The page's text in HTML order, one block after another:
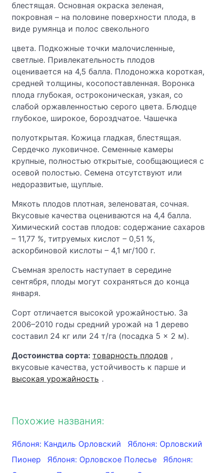
блестящая. Основная окраска зеленая,
покровная – на половине поверхности плода, в
виде румянца и полос свекольного
цвета. Подкожные точки малочисленные,
светлые. Привлекательность плодов
оценивается на 4,5 балла. Плодоножка короткая,
средней толщины, косопоставленная. Воронка
плода глубокая, остроконическая, узкая, со
слабой оржавленностью серого цвета. Блюдце
глубокое, широкое, бороздчатое. Чашечка
полуоткрытая. Кожица гладкая, блестящая.
Сердечко луковичное. Семенные камеры
крупные, полностью открытые, сообщающиеся с
осевой полостью. Семена отсутствуют или
недоразвитые, щуплые.
Мякоть плодов плотная, зеленоватая, сочная.
Вкусовые качества оцениваются на 4,4 балла.
Химический состав плодов: содержание сахаров
– 11,77 %, титруемых кислот – 0,51 %,
аскорбиновой кислоты – 4,1 мг/100 г.
Съемная зрелость наступает в середине
сентября, плоды могут сохраняться до конца
января.
Сорт отличается высокой урожайностью. За
2006–2010 годы средний урожай на 1 дерево
составил 24 кг или 24 т/га (посадка 5 × 2 м).
Достоинства сорта: товарность плодов ,
вкусовые качества, устойчивость к парше и
высокая урожайность .
Похожие названия:
Яблоня: Кандиль Орловский
Яблоня: Орловский
Пионер
Яблоня: Орловское Полесье
Яблоня: